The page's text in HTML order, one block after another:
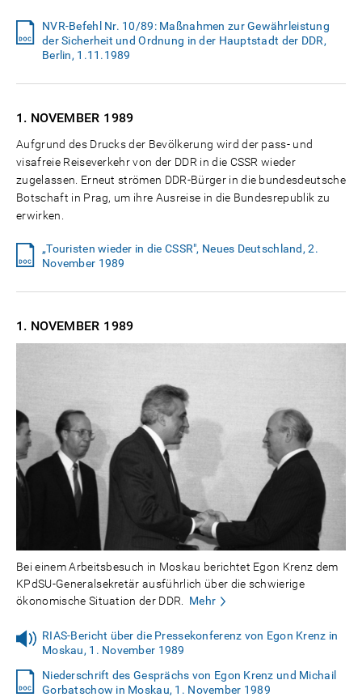
NVR-Befehl Nr. 10/89: Maßnahmen zur Gewährleistung
der Sicherheit und Ordnung in der Hauptstadt der DDR,
Berlin, 1.11.1989
1. NOVEMBER 1989
Aufgrund des Drucks der Bevölkerung wird der pass- und
visafreie Reiseverkehr von der DDR in die CSSR wieder
zugelassen. Erneut strömen DDR-Bürger in die bundesdeutsche
Botschaft in Prag, um ihre Ausreise in die Bundesrepublik zu
erwirken.
„Touristen wieder in die CSSR", Neues Deutschland, 2.
November 1989
1. NOVEMBER 1989
Bei einem Arbeitsbesuch in Moskau berichtet Egon Krenz dem
KPdSU-Generalsekretär ausführlich über die schwierige
ökonomische Situation der DDR.
Mehr
RIAS-Bericht über die Pressekonferenz von Egon Krenz in
Moskau, 1. November 1989
Niederschrift des Gesprächs von Egon Krenz und Michail
Gorbatschow in Moskau, 1. November 1989